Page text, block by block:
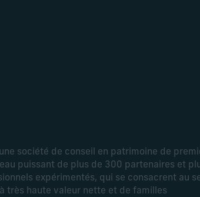
société de conseil en patrimoine de
puissant de plus de 300 partenaires et
expérimentés, qui se consacrent au
très haute valeur nette et de familles